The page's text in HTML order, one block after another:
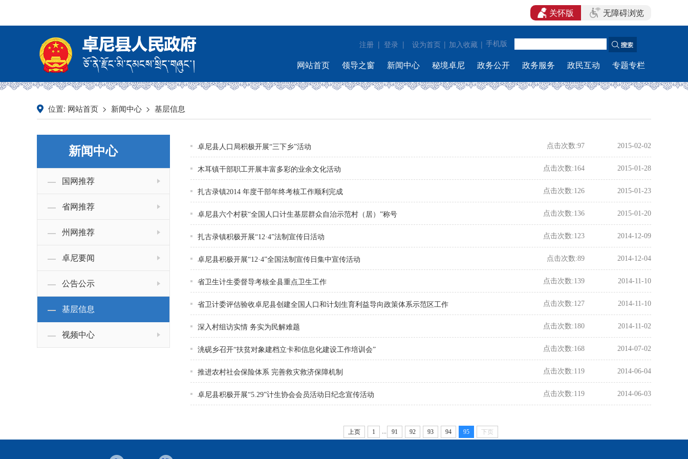
注册 | 登录 | 设为首页 | 加入收藏 | 手机版
网站首页 领导之窗 新闻中心 秘境卓尼 政务公开 政务服务 政民互动 专题专栏
位置: 网站首页 > 新闻中心 > 基层信息
新闻中心
国网推荐
省网推荐
州网推荐
卓尼要闻
公告公示
基层信息
视频中心
卓尼县人口局积极开展“三下乡”活动 点击次数:97 2015-02-02
木耳镇干部职工开展丰富多彩的业余文化活动 点击次数:164 2015-01-28
扎古录镇2014 年度干部年终考核工作顺利完成 点击次数:126 2015-01-23
卓尼县六个村获“全国人口计生基层群众自治示范村（居）”称号 点击次数:136 2015-01-20
扎古录镇积极开展“12·4”法制宣传日活动 点击次数:123 2014-12-09
卓尼县积极开展“12·4”全国法制宣传日集中宣传活动 点击次数:89 2014-12-04
省卫生计生委督导考核全县重点卫生工作 点击次数:139 2014-11-10
省卫计委评估验收卓尼县创建全国人口和计划生育利益导向政策体系示范区工作 点击次数:127 2014-11-10
深入村组访实情 务实为民解难题 点击次数:180 2014-11-02
洮砚乡召开“扶贫对象建档立卡和信息化建设工作培训会” 点击次数:168 2014-07-02
推进农村社会保险体系 完善救灾救济保障机制 点击次数:119 2014-06-04
卓尼县积极开展“5.29”计生协会会员活动日纪念宣传活动 点击次数:119 2014-06-03
上页 1 91 92 93 94 95 下页
关怀版 无障碍浏览